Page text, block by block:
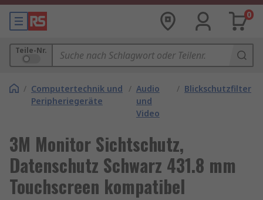
0
Teile-Nr.
/ Computertechnik und
Peripheriegeräte
/ Audio
und
Video
/ Blickschutzfilter
3M Monitor Sichtschutz,
Datenschutz Schwarz 431.8 mm
Touchscreen kompatibel